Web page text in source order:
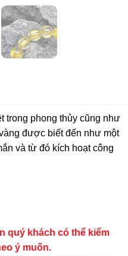
trong phong thủy cũng như
được biết đến như một
và từ đó kích hoạt công
quý khách có thể kiểm
ý muốn.